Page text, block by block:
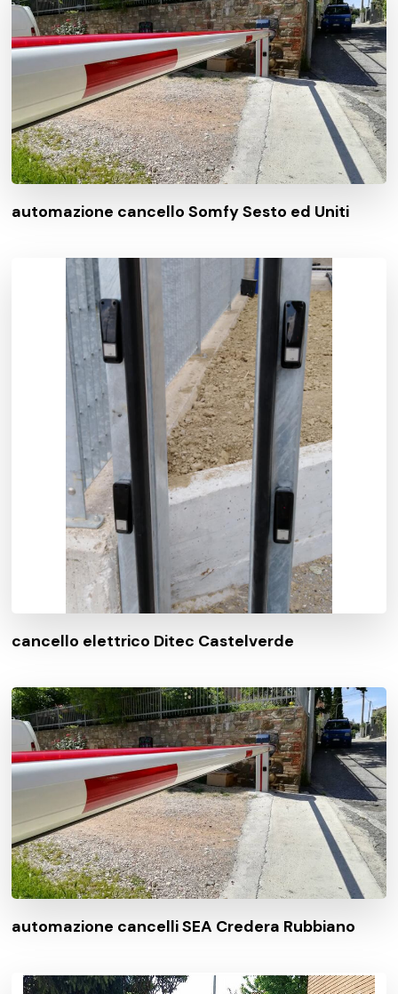
automazione cancello Somfy Sesto ed Uniti
cancello elettrico Ditec Castelverde
automazione cancelli SEA Credera Rubbiano